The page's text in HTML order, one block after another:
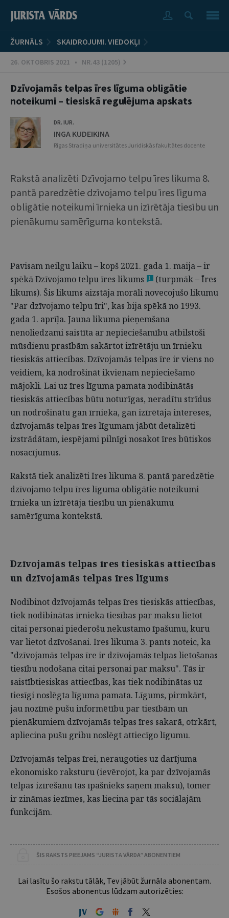
ŽURNĀLS SKAIDROJUMI. VIEDOKĻI
26. OKTOBRIS 2021 • NR.43 (1205)
Dzīvojamās telpas īres līguma obligātie
noteikumi – tiesiskā regulējuma apskats
DR. IUR.
INGA KUDEIKINA
Rīgas Stradiņa universitātes Juridiskās fakultātes docente
Rakstā analizēti Dzīvojamo telpu īres likuma 8.
pantā paredzētie dzīvojamo telpu īres līguma
obligātie noteikumi īrnieka un izīrētāja tiesību un
pienākumu samērīguma kontekstā.
Pavisam neilgu laiku – kopš 2021. gada 1. maija – ir
spēkā Dzīvojamo telpu īres likums
1
(turpmāk – Īres
likums). Šis likums aizstāja morāli novecojušo likumu
"Par dzīvojamo telpu īri", kas bija spēkā no 1993.
gada 1. aprīļa. Jauna likuma pieņemšana
nenoliedzami saistīta ar nepieciešamību atbilstoši
mūsdienu prasībām sakārtot izīrētāju un īrnieku
tiesiskās attiecības. Dzīvojamās telpas īre ir viens no
veidiem, kā nodrošināt ikvienam nepieciešamo
mājokli. Lai uz īres līguma pamata nodibinātās
tiesiskās attiecības būtu noturīgas, neradītu strīdus
un nodrošinātu gan īrnieka, gan izīrētāja intereses,
dzīvojamās telpas īres līgumam jābūt detalizēti
izstrādātam, iespējami pilnīgi nosakot īres būtiskos
nosacījumus.
Rakstā tiek analizēti Īres likuma 8. pantā paredzētie
dzīvojamo telpu īres līguma obligātie noteikumi
īrnieka un izīrētāja tiesību un pienākumu
samērīguma kontekstā.
Dzīvojamās telpas īres tiesiskās attiecības
un dzīvojamās telpas īres līgums
Nodibinot dzīvojamās telpas īres tiesiskās attiecības,
tiek nodibinātas īrnieka tiesības par maksu lietot
citai personai piederošu nekustamo īpašumu, kuru
var lietot dzīvošanai. Īres likuma 3. pants noteic, ka
"dzīvojamās telpas īre ir dzīvojamās telpas lietošanas
tiesību nodošana citai personai par maksu". Tās ir
saistībtiesiskas attiecības, kas tiek nodibinātas uz
tiesīgi noslēgta līguma pamata. Līgums, pirmkārt,
jau nozīmē pušu informētību par tiesībām un
pienākumiem dzīvojamās telpas īres sakarā, otrkārt,
apliecina pušu gribu noslēgt attiecīgo līgumu.
Dzīvojamās telpas īrei, neraugoties uz darījuma
ekonomisko raksturu (ievērojot, ka par dzīvojamās
telpas izīrēšanu tās īpašnieks saņem maksu), tomēr
ir zināmas iezīmes, kas liecina par tās sociālajām
funkcijām.
ŠIS RAKSTS PIEEJAMS “JURISTA VĀRDA” ABONENTIEM
Lai lasītu šo rakstu tālāk, Tev jābūt žurnāla abonentam.
Esošos abonentus lūdzam autorizēties: